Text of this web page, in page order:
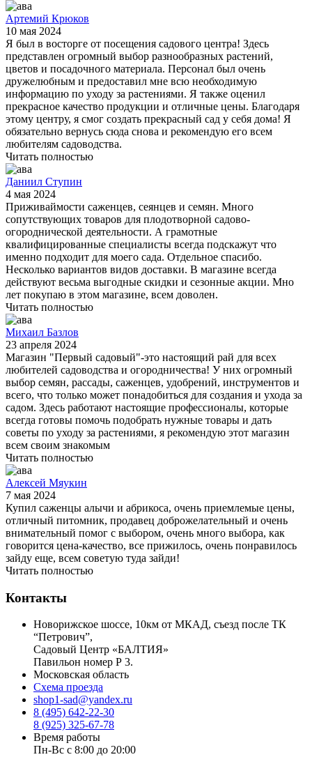
Артемий Крюков
10 мая 2024
Я был в восторге от посещения садового центра! Здесь
представлен огромный выбор разнообразных растений,
цветов и посадочного материала. Персонал был очень
дружелюбным и предоставил мне всю необходимую
информацию по уходу за растениями. Я также оценил
прекрасное качество продукции и отличные цены. Благодаря
этому центру, я смог создать прекрасный сад у себя дома! Я
обязательно вернусь сюда снова и рекомендую его всем
любителям садоводства.
Читать полностью
Даниил Ступин
4 мая 2024
Приживаймости саженцев, сеянцев и семян. Много
сопутствующих товаров для плодотворной садово-
огороднической деятельности. А грамотные
квалифицированные специалисты всегда подскажут что
именно подходит для моего сада. Отдельное спасибо.
Несколько вариантов видов доставки. В магазине всегда
действуют весьма выгодные скидки и сезонные акции. Мно
лет покупаю в этом магазине, всем доволен.
Читать полностью
Михаил Базлов
23 апреля 2024
Магазин "Первый садовый"-это настоящий рай для всех
любителей садоводства и огородничества! У них огромный
выбор семян, рассады, саженцев, удобрений, инструментов и
всего, что только может понадобиться для создания и ухода за
садом. Здесь работают настоящие профессионалы, которые
всегда готовы помочь подобрать нужные товары и дать
советы по уходу за растениями, я рекомендую этот магазин
всем своим знакомым
Читать полностью
Алексей Мяукин
7 мая 2024
Купил саженцы алычи и абрикоса, очень приемлемые цены,
отличный питомник, продавец доброжелательный и очень
внимательный помог с выбором, очень много выбора, как
говорится цена-качество, все прижилось, очень понравилось
зайду еще, всем советую туда зайди!
Читать полностью
Контакты
Новорижское шоссе, 10км от МКАД, съезд после ТК
“Петрович”,
Садовый Центр «БАЛТИЯ»
Павильон номер Р 3.
Московская область
Схема проезда
shop1-sad@yandex.ru
8 (495) 642-22-30
8 (925) 325-67-78
Время работы
Пн-Вс с 8:00 до 20:00